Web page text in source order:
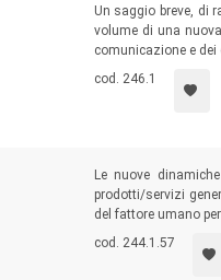
Un saggio breve, di
volume di una
comunicazione e dei
cod. 246.1
Le nuove
prodotti/servizi
del fattore umano
cod. 244.1.57